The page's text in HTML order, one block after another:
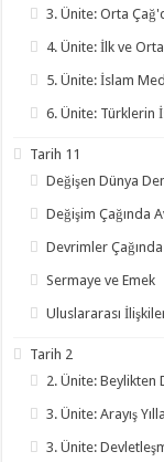
3. Ünite: Orta
4. Ünite: İlk ve
5. Ünite: İslam
6. Ünite: Türklerin
Tarih 11
Değişen Dünya
Değişim Çağında
Devrimler
Sermaye ve Emek
Uluslararası
Tarih 2
2. Ünite: Beylikten
3. Ünite: Arayış
3. Ünite: